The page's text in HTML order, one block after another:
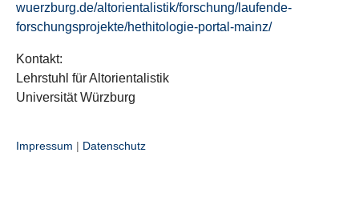
wuerzburg.de/altorientalistik/forschung/laufende-
forschungsprojekte/hethitologie-portal-mainz/
Kontakt:
Lehrstuhl für Altorientalistik
Universität Würzburg
Impressum | Datenschutz